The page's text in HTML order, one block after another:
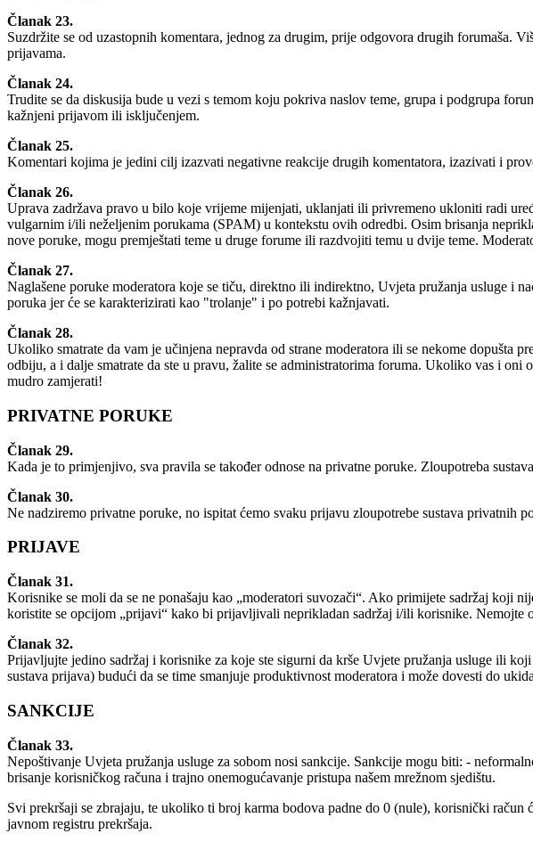
Članak 23.
Suzdržite se od uzastopnih komentara, jednog za drugim, prije odgovora drugih forumaša.
prijavama.
Članak 24.
Trudite se da diskusija bude u vezi s temom koju pokriva naslov teme, grupa i podgrupa
kažnjeni prijavom ili isključenjem.
Članak 25.
Komentari kojima je jedini cilj izazvati negativne reakcije drugih komentatora, izazivati i
Članak 26.
Uprava zadržava pravo u bilo koje vrijeme mijenjati, uklanjati ili privremeno ukloniti radi
vulgarnim i/ili neželjenim porukama (SPAM) u kontekstu ovih odredbi. Osim brisanja
nove poruke, mogu premještati teme u druge forume ili razdvojiti temu u dvije teme.
Članak 27.
Naglašene poruke moderatora koje se tiču, direktno ili indirektno, Uvjeta pružanja usluge i
poruka jer će se karakterizirati kao "trolanje" i po potrebi kažnjavati.
Članak 28.
Ukoliko smatrate da vam je učinjena nepravda od strane moderatora ili se nekome
odbiju, a i dalje smatrate da ste u pravu, žalite se administratorima foruma. Ukoliko vas i
mudro zamjerati!
PRIVATNE PORUKE
Članak 29.
Kada je to primjenjivo, sva pravila se također odnose na privatne poruke. Zloupotreba
Članak 30.
Ne nadziremo privatne poruke, no ispitat ćemo svaku prijavu zloupotrebe sustava privatnih
PRIJAVE
Članak 31.
Korisnike se moli da se ne ponašaju kao „moderatori suvozači“. Ako primijete sadržaj koji
koristite se opcijom „prijavi“ kako bi prijavljivali neprikladan sadržaj i/ili korisnike. Nemojte
Članak 32.
Prijavljujte jedino sadržaj i korisnike za koje ste sigurni da krše Uvjete pružanja usluge ili
sustava prijava) budući da se time smanjuje produktivnost moderatora i može dovesti do
SANKCIJE
Članak 33.
Nepoštivanje Uvjeta pružanja usluge za sobom nosi sankcije. Sankcije mogu biti: -
brisanje korisničkog računa i trajno onemogućavanje pristupa našem mrežnom sjedištu.
Svi prekršaji se zbrajaju, te ukoliko ti broj karma bodova padne do 0 (nule), korisnički
javnom registru prekršaja.